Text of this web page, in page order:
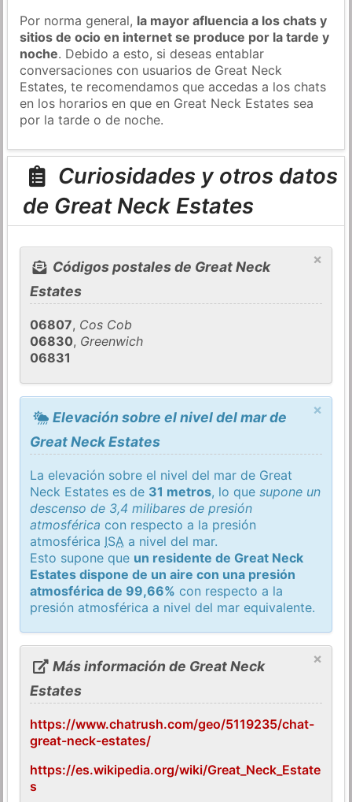
Por norma general, la mayor afluencia a los chats y
sitios de ocio en internet se produce por la tarde y
noche. Debido a esto, si deseas entablar
conversaciones con usuarios de Great Neck
Estates, te recomendamos que accedas a los chats
en los horarios en que en Great Neck Estates sea
por la tarde o de noche.
Curiosidades y otros datos
de Great Neck Estates
×
Códigos postales de Great Neck
Estates
06807, Cos Cob
06830, Greenwich
06831
×
Elevación sobre el nivel del mar de
Great Neck Estates
La elevación sobre el nivel del mar de Great
Neck Estates es de 31 metros, lo quesupone un
descenso de 3,4 milibares de presión
atmosférica con respecto a la presión
atmosférica ISA a nivel del mar.
Esto supone que un residente de Great Neck
Estates dispone de un aire con una presión
atmosférica de 99,66% con respecto a la
presión atmosférica a nivel del mar equivalente.
×
Más información de Great Neck
Estates
https://www.chatrush.com/geo/5119235/chat-
great-neck-estates/
https://es.wikipedia.org/wiki/Great_Neck_Estate
s